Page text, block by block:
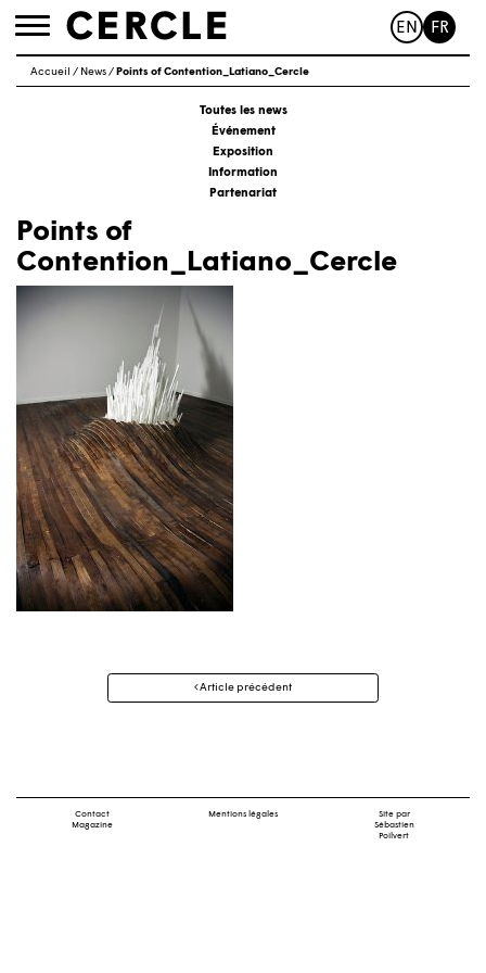
Toggle
EN FR
Accueil / News/ Points of Contention_Latiano_Cercle
Toutes les news
Événement
Exposition
Information
Partenariat
Points of
Contention_Latiano_Cercle
Navigation
Article précédent
Contact
Magazine
Mentions légales
Site par
Sébastien
Poilvert